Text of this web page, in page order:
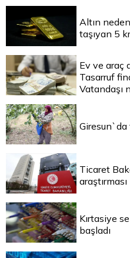
Altın
taşıyan 5
Ev ve araç
Tasarruf
Vatandaşı
Giresun`da
Ticaret
araştırması
Kırtasiye
başladı